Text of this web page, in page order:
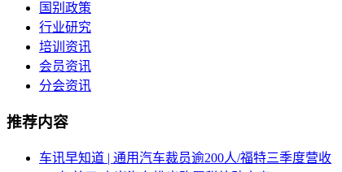
国别政策
行业研究
培训资讯
会员资讯
分会资讯
推荐内容
车讯早知道 | 通用汽车裁员逾200人/福特三季度营收